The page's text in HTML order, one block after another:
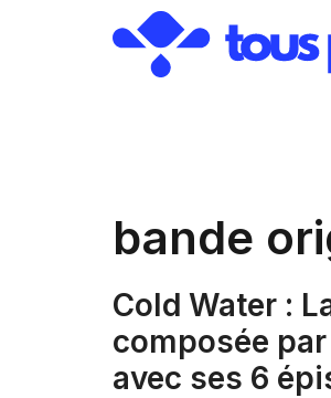
bande
Cold Water :
composée
avec ses 6